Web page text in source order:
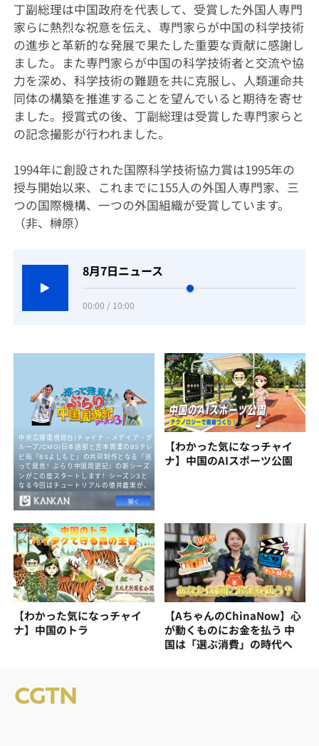
丁副総理は中国政府を代表して、受賞した外国人専門
家らに熱烈な祝意を伝え、専門家らが中国の科学技術
の進歩と革新的な発展で果たした重要な貢献に感謝し
ました。また専門家らが中国の科学技術者と交流や協
力を深め、科学技術の難題を共に克服し、人類運命共
同体の構築を推進することを望んでいると期待を寄せ
ました。授賞式の後、丁副総理は受賞した専門家らと
の記念撮影が行われました。
1994年に創設された国際科学技術協力賞は1995年の
授与開始以来、これまでに155人の外国人専門家、三
つの国際機構、一つの外国組織が受賞しています。
（非、榊原）
8月7日ニュース
00:00 / 10:00
【わかった気になっチャイ
ナ】中国のAIスポーツ公園
【わかった気になっチャイ
ナ】中国のトラ
【AちゃんのChinaNow】心
が動くものにお金を払う 中
国は「選ぶ消費」の時代へ